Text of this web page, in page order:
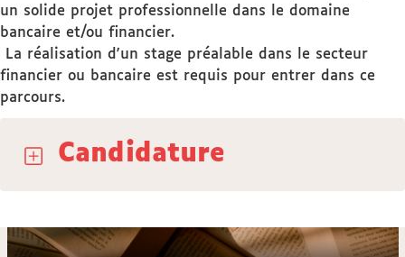
un solide projet professionnelle dans le domaine
bancaire et/ou financier.
La réalisation d'un stage préalable dans le secteur
financier ou bancaire est requis pour entrer dans ce
parcours.
Candidature